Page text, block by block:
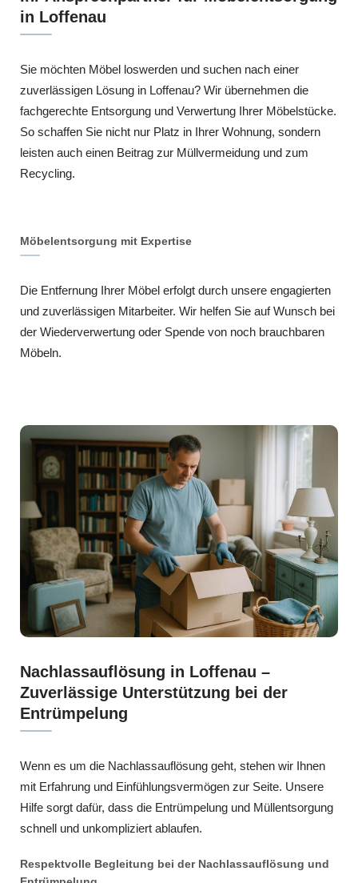
in Loffenau
Sie möchten Möbel loswerden und suchen nach einer
zuverlässigen Lösung in Loffenau? Wir übernehmen die
fachgerechte Entsorgung und Verwertung Ihrer Möbelstücke.
So schaffen Sie nicht nur Platz in Ihrer Wohnung, sondern
leisten auch einen Beitrag zur Müllvermeidung und zum
Recycling.
Möbelentsorgung mit Expertise
Die Entfernung Ihrer Möbel erfolgt durch unsere engagierten
und zuverlässigen Mitarbeiter. Wir helfen Sie auf Wunsch bei
der Wiederverwertung oder Spende von noch brauchbaren
Möbeln.
Nachlassauflösung in Loffenau –
Zuverlässige Unterstützung bei der
Entrümpelung
Wenn es um die Nachlassauflösung geht, stehen wir Ihnen
mit Erfahrung und Einfühlungsvermögen zur Seite. Unsere
Hilfe sorgt dafür, dass die Entrümpelung und Müllentsorgung
schnell und unkompliziert ablaufen.
Respektvolle Begleitung bei der Nachlassauflösung und